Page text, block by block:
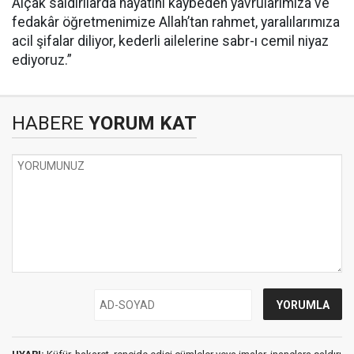
Alçak saldırılarda hayatını kaybeden yavrularımıza ve
fedakâr öğretmenimize Allah’tan rahmet, yaralılarımıza
acil şifalar diliyor, kederli ailelerine sabr-ı cemil niyaz
ediyoruz.”
HABERE YORUM KAT